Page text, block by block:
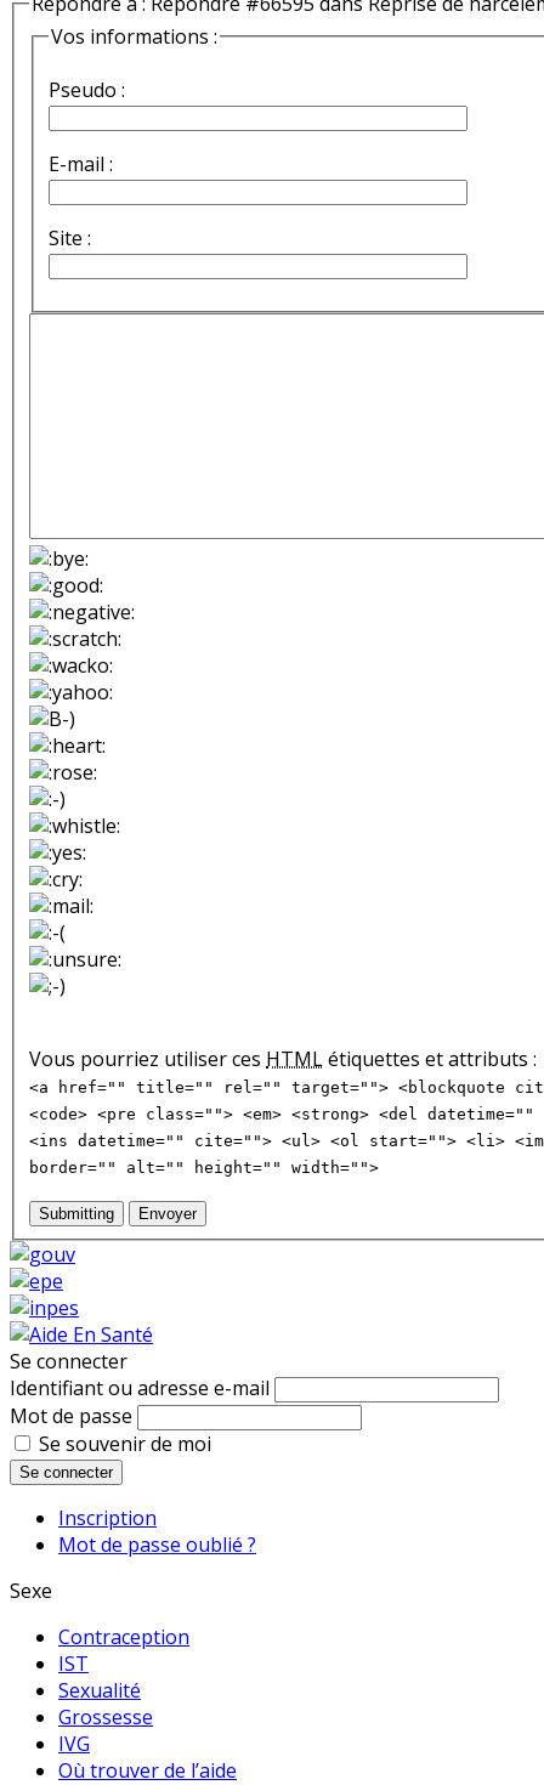
Vos informations :
Pseudo :
E-mail :
Site :
Vous pourriez utiliser ces HTMLétiquettes et attributs :
<a href="" title="" rel="" target=""> <blockquote
<code> <pre class=""> <em> <strong> <del
<ins datetime="" cite=""> <ul> <ol start=""> <li>
border="" alt="" height="" width="">
Submitting Envoyer
Se connecter
Identifiant ou adresse e-mail
Mot de passe
Se souvenir de moi
Se connecter
Inscription
Mot de passe oublié ?
Sexe
Contraception
IST
Sexualité
Grossesse
IVG
Où trouver de l’aide